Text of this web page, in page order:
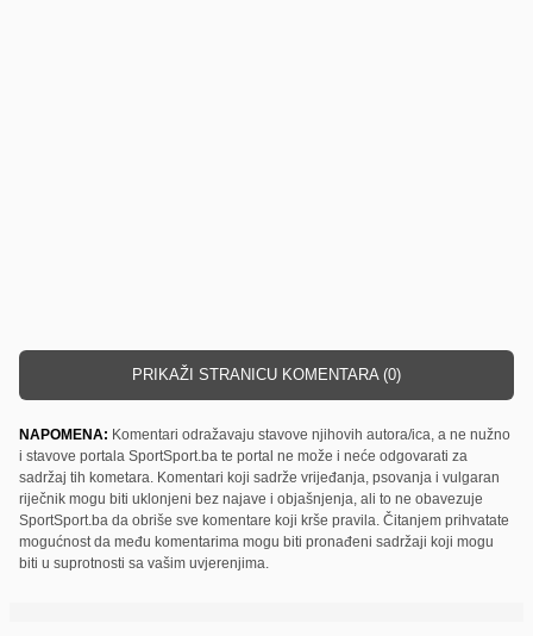
PRIKAŽI STRANICU KOMENTARA (0)
NAPOMENA: Komentari odražavaju stavove njihovih autora/ica, a ne nužno
i stavove portala SportSport.ba te portal ne može i neće odgovarati za
sadržaj tih kometara. Komentari koji sadrže vrijeđanja, psovanja i vulgaran
riječnik mogu biti uklonjeni bez najave i objašnjenja, ali to ne obavezuje
SportSport.ba da obriše sve komentare koji krše pravila. Čitanjem prihvatate
mogućnost da među komentarima mogu biti pronađeni sadržaji koji mogu
biti u suprotnosti sa vašim uvjerenjima.